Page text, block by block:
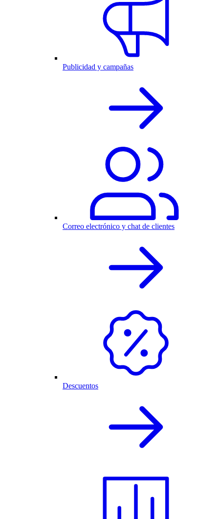
Publicidad y campañas
Correo electrónico y chat de clientes
Descuentos